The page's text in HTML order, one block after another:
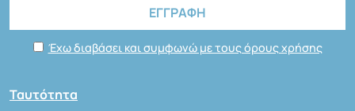
Έχω διαβάσει και συμφωνώ με τους όρους χρήσης
Ταυτότητα